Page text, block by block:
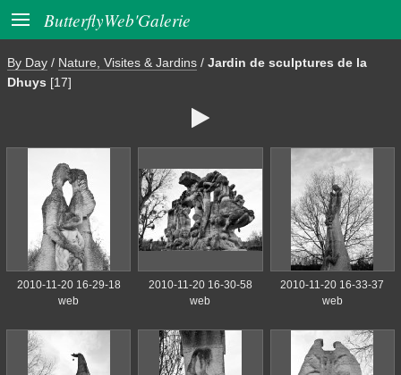
 ButterflyWeb'Galerie
By Day / Nature, Visites & Jardins / Jardin de sculptures de la
Dhuys [17]

2010-11-20 16-29-18
web
2010-11-20 16-30-58
web
2010-11-20 16-33-37
web